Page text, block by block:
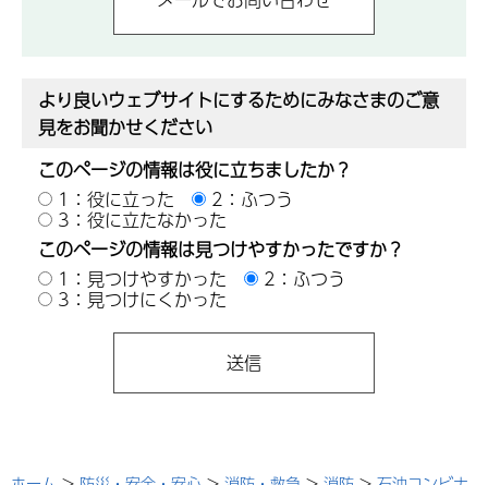
より良いウェブサイトにするためにみなさまのご意
見をお聞かせください
このページの情報は役に立ちましたか？
1：役に立った
2：ふつう
3：役に立たなかった
このページの情報は見つけやすかったですか？
1：見つけやすかった
2：ふつう
3：見つけにくかった